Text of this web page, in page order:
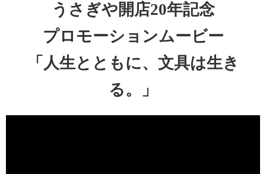
うさぎや開店20年記念
プロモーションムービー
「人生とともに、文具は生き
る。」